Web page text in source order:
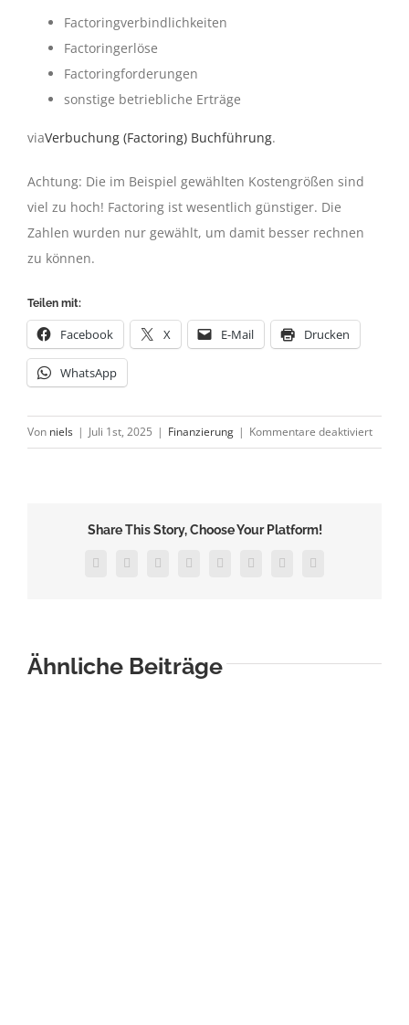
Factoringverbindlichkeiten
Factoringerlöse
Factoringforderungen
sonstige betriebliche Erträge
viaVerbuchung (Factoring) Buchführung.
Achtung: Die im Beispiel gewählten Kostengrößen sind
viel zu hoch! Factoring ist wesentlich günstiger. Die
Zahlen wurden nur gewählt, um damit besser rechnen
zu können.
Teilen mit:
Facebook X E-Mail Drucken
WhatsApp
Von niels | Juli 1st, 2025 | Finanzierung | Kommentare deaktiviertfür
Share This Story, Choose Your Platform!
FacebookTwitterRedditLinkedInTumblrPinterest
Vk
E-
Ähnliche Beiträge